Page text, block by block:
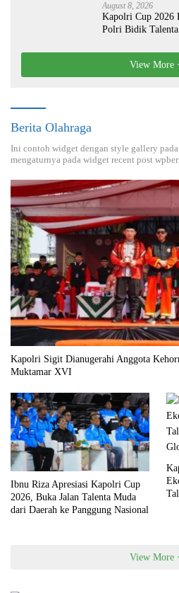
August 8, 2026
Kapolri Cup 2026
Polri Bidik
View More
Berita Olahraga
Ini contoh widget dengan style gallery
mengaturnya pada widget recent post
Kapolri Sigit Dianugerahi Anggota
Muktamar XVI
Ibnu Riza Apresiasi Kapolri Cup
2026, Buka Jalan Talenta Muda
dari Daerah ke Panggung Nasional
View More